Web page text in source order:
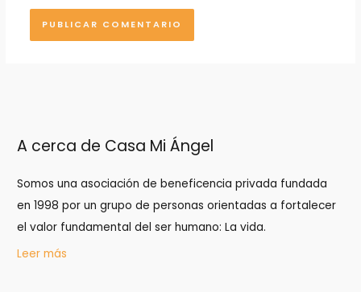
A cerca de Casa Mi Ángel
Somos una asociación de beneficencia privada fundada
en 1998 por un grupo de personas orientadas a fortalecer
el valor fundamental del ser humano: La vida.
Leer más